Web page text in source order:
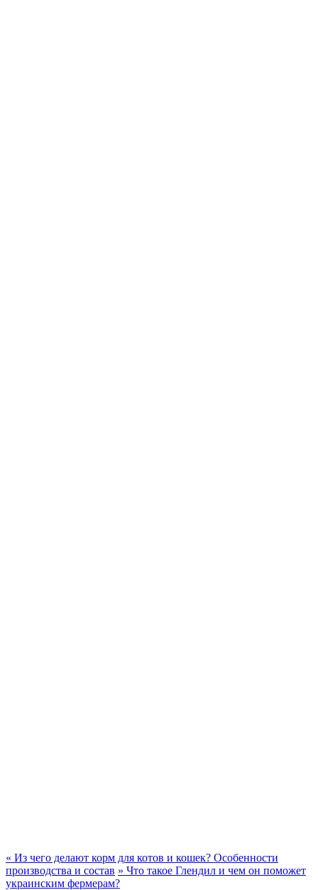
« Из чего делают корм для котов и кошек? Особенности
производства и состав » Что такое Глендил и чем он поможет
украинским фермерам?